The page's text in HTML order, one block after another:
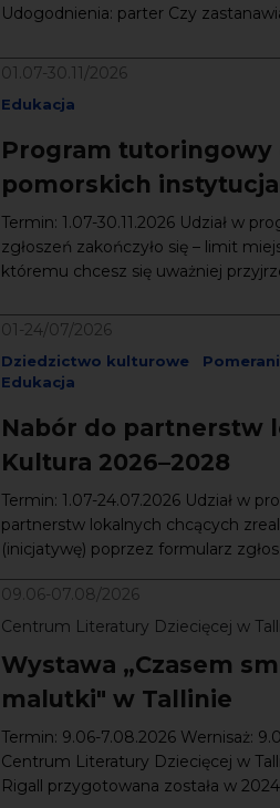
Udogodnienia: parter Czy
01.07-30.11/2026
Edukacja
Program tutoringowy
pomorskich
Termin: 1.07-30.11.2026 Udział w
zgłoszeń zakończyło się – limit
któremu chcesz się uważniej
01-24/07/2026
Dziedzictwo kulturowe
Edukacja
Nabór do partnerstw
Kultura 2026–2028
Termin: 1.07-24.07.2026 Udział w
partnerstw lokalnych chcących
(inicjatywę) poprzez formularz
09.06-07.08/2026
Centrum Literatury Dziecięcej w
Wystawa „Czasem
malutki" w Tallinie
Termin: 9.06-7.08.2026 Wernisaż:
Centrum Literatury Dziecięcej w
Rigall przygotowana została w